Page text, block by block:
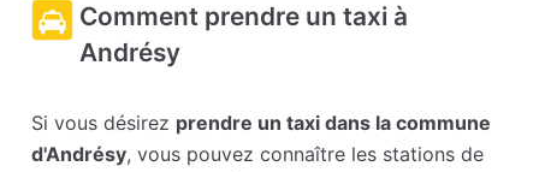
Comment prendre un taxi à
Andrésy
Si vous désirez prendre un taxi dans la commune
d'Andrésy, vous pouvez connaître les stations de